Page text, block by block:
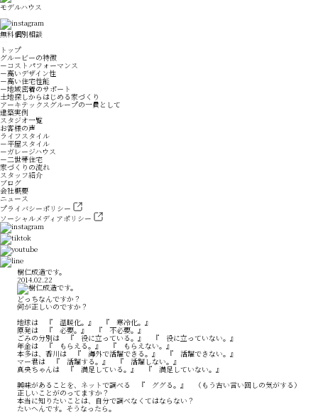
モデルハウス
無料個別相談
トップ
グルービーの特徴
－コストパフォーマンス
－高いデザイン性
－高い住宅性能
－地域密着のサポート
土地探しからはじめる家づくり
アーキテックスグループの一員として
建築実例
スタジオ一覧
お客様の声
ライフスタイル
－平屋スタイル
－ガレージハウス
－二世帯住宅
家づくりの流れ
スタッフ紹介
ブログ
会社概要
ニュース
プライバシーポリシー
ソーシャルメディアポリシー
樹仁成造です。
2014.02.22
どっちなんですか？
何が正しいのですか？
地球は 『 温暖化。』 『 寒冷化。』
原発は 『 必要。』 『 不必要。』
ごみの分別は 『 役に立っている。』 『 役に立っていない。』
年金は 『 もらえる。』 『 もらえない。』
本多は、香川は 『 海外で活躍できる。』 『 活躍できない。』
マー君は 『 活躍する。』 『 活躍しない。』
真央ちゃんは 『 満足している。』 『 満足していない。』
興味があることを、ネットで調べる 『 ググる。』 （もう古い言い回しの気がする）
正しいことがのってますか？
本当に知りたいことは、自分で調べなくてはならない？
たいへんです。そうなったら。